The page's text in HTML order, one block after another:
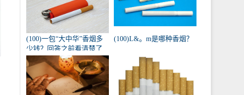
(100)一包“大中华”香烟多
少钱？回答之前看清楚了
吗？
(100)L&。m是哪种香烟？